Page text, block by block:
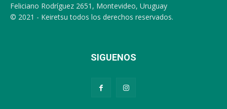
Feliciano Rodríguez 2651, Montevideo, Uruguay
© 2021 - Keiretsu todos los derechos reservados.
SIGUENOS